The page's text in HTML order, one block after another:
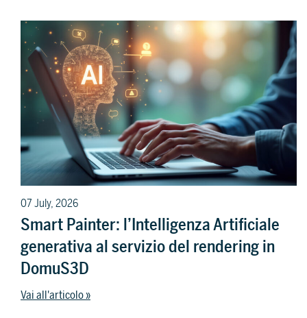
07 July, 2026
Smart Painter: l’Intelligenza Artificiale
generativa al servizio del rendering in
DomuS3D
Vai all'articolo »